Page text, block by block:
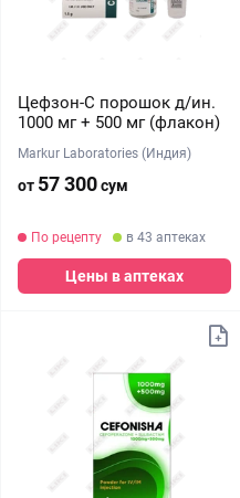
Цефзон-С порошок д/ин.
1000 мг + 500 мг (флакон)
Markur Laboratories (Индия)
от 57 300сум
По рецепту в 43 аптеках
Цены в аптеках